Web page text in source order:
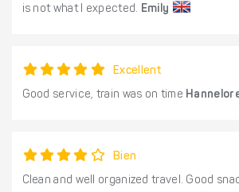
is not what I expected. Emily
Excellent
Good service, train was on time
Bien
Clean and well organized travel. Good